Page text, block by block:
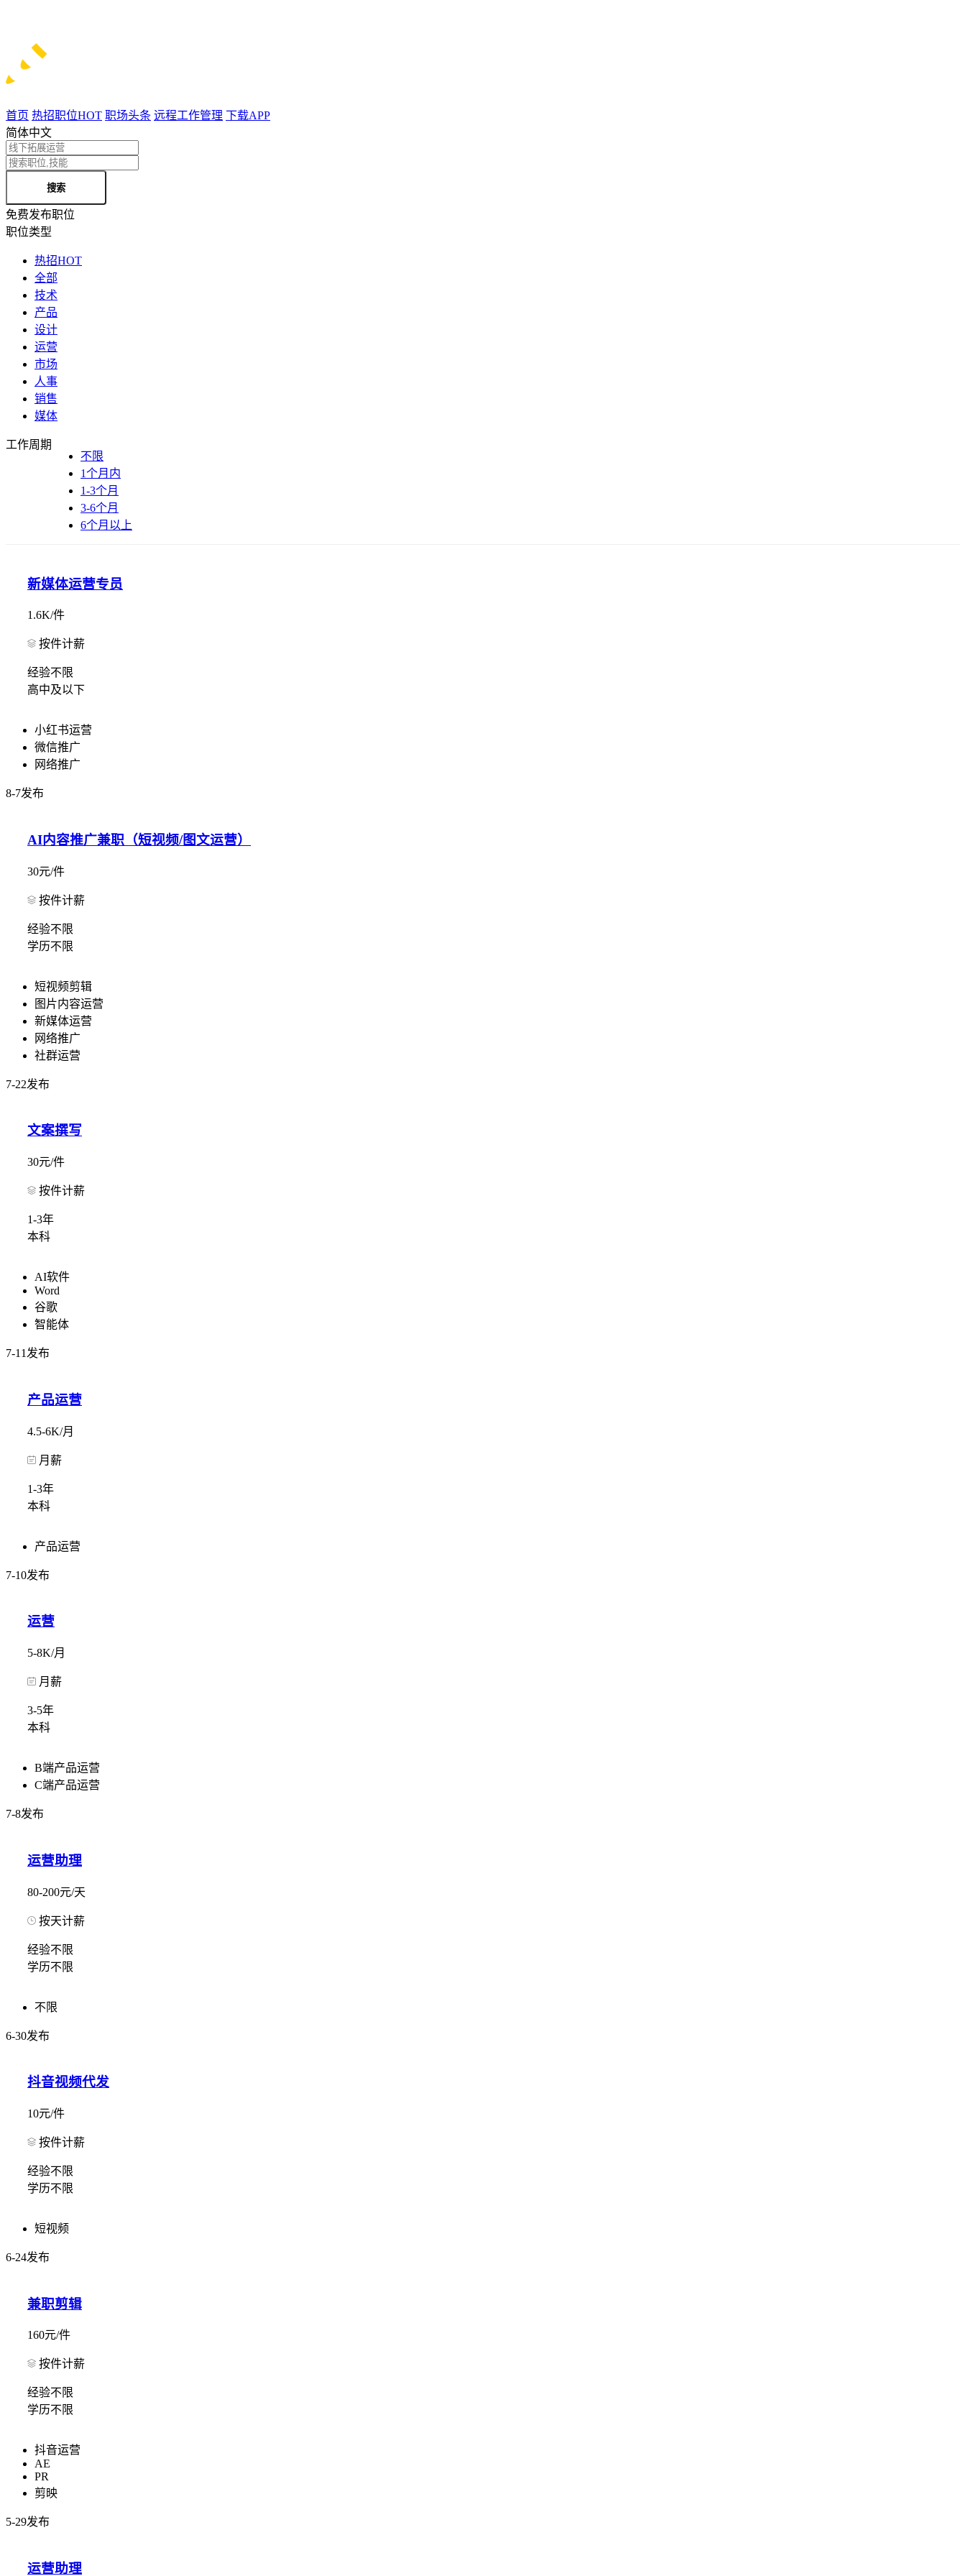
首页 热招职位HOT 职场头条 远程工作管理 下载APP
简体中文
搜索
免费发布职位
职位类型
热招HOT
全部
技术
产品
设计
运营
市场
人事
销售
媒体
工作周期
不限
1个月内
1-3个月
3-6个月
6个月以上
新媒体运营专员
1.6K/件
按件计薪
经验不限
高中及以下
小红书运营
微信推广
网络推广
8-7发布
AI内容推广兼职（短视频/图文运营）
30元/件
按件计薪
经验不限
学历不限
短视频剪辑
图片内容运营
新媒体运营
网络推广
社群运营
7-22发布
文案撰写
30元/件
按件计薪
1-3年
本科
AI软件
Word
谷歌
智能体
7-11发布
产品运营
4.5-6K/月
月薪
1-3年
本科
产品运营
7-10发布
运营
5-8K/月
月薪
3-5年
本科
B端产品运营
C端产品运营
7-8发布
运营助理
80-200元/天
按天计薪
经验不限
学历不限
不限
6-30发布
抖音视频代发
10元/件
按件计薪
经验不限
学历不限
短视频
6-24发布
兼职剪辑
160元/件
按件计薪
经验不限
学历不限
抖音运营
AE
PR
剪映
5-29发布
运营助理